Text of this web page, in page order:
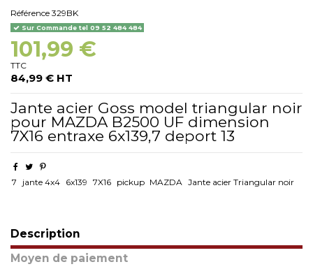
Référence 329BK
Sur Commande tel 09 52 484 484
101,99 €
TTC
84,99 € HT
Jante acier Goss model triangular noir
pour MAZDA B2500 UF dimension
7X16 entraxe 6x139,7 deport 13
7 jante 4x4 6x139 7X16 pickup MAZDA Jante acier Triangular noir
Description
Moyen de paiement